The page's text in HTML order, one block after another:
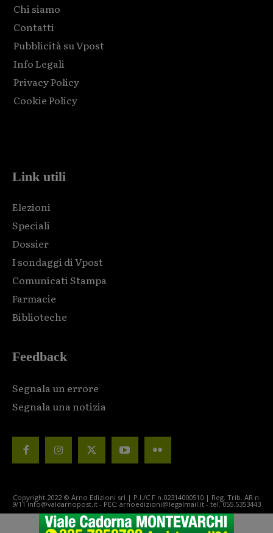
Chi siamo
Contatti
Pubblicità su Vpost
Info Legali
Privacy Policy
Cookie Policy
Link utili
Elezioni
Speciali
Dossier
I sondaggi di Vpost
Comunicati Stampa
Farmacie
Biblioteche
Feedback
Segnala un errore
Segnala una notizia
Copyright 2022 © Arno Edizioni srl | P.I./C.F n.02314000510 | Reg. Trib. AR n.
9/11 info@valdarnopost.it - PEC: arnoedizioni@legalmail.it - tel. 055.5353443